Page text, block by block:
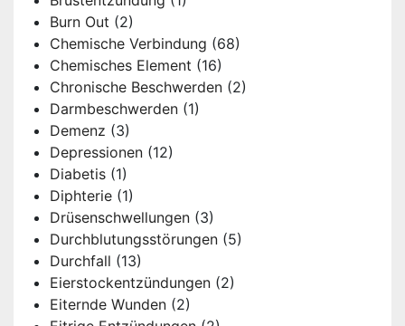
Burn Out (2)
Chemische Verbindung (68)
Chemisches Element (16)
Chronische Beschwerden (2)
Darmbeschwerden (1)
Demenz (3)
Depressionen (12)
Diabetis (1)
Diphterie (1)
Drüsenschwellungen (3)
Durchblutungsstörungen (5)
Durchfall (13)
Eierstockentzündungen (2)
Eiternde Wunden (2)